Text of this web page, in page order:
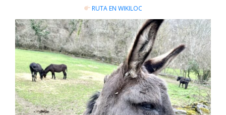
RUTA EN WIKILOC